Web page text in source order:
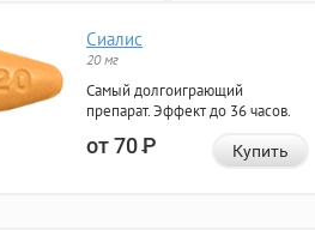
Сиалис
20 мг
Самый долгоиграющий
препарат. Эффект до 36 часов.
от 70Р Купить